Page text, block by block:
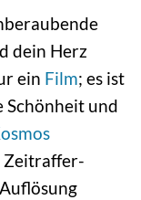
dein Herz
ein Film; es ist
Schönheit und
Zeitraffer-